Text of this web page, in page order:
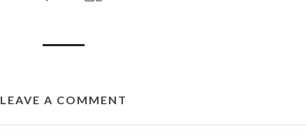
LEAVE A COMMENT